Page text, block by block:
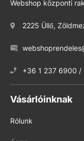
Webshop központi
2225 Üllő,
+36 1 237 6900 /
Vásárlóinknak
Rólunk